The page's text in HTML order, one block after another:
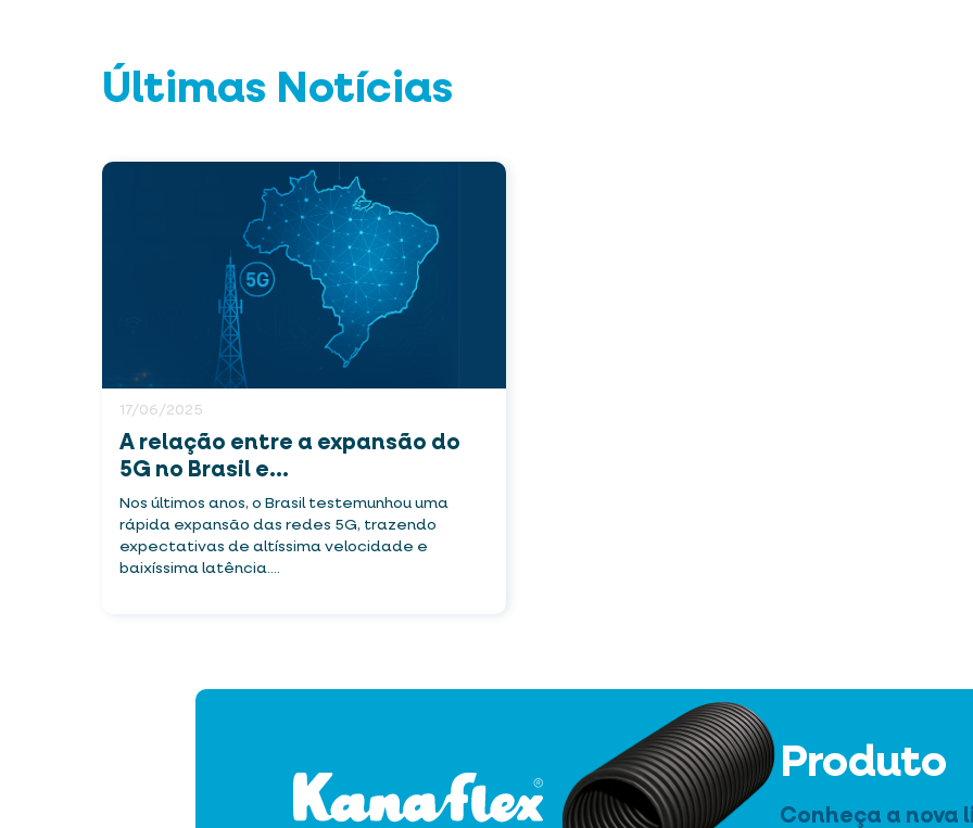
Últimas Notícias
17/06/2025
A relação entre a expansão do
5G no Brasil e...
Nos últimos anos, o Brasil testemunhou uma
rápida expansão das redes 5G, trazendo
expectativas de altíssima velocidade e
baixíssima latência....
Produto
Conheça a nova